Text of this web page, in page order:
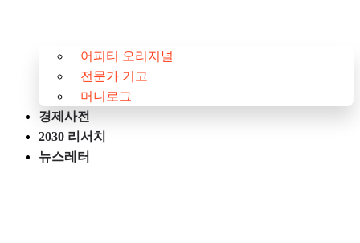
어피티 오리지널
전문가 기고
머니로그
경제사전
2030 리서치
뉴스레터